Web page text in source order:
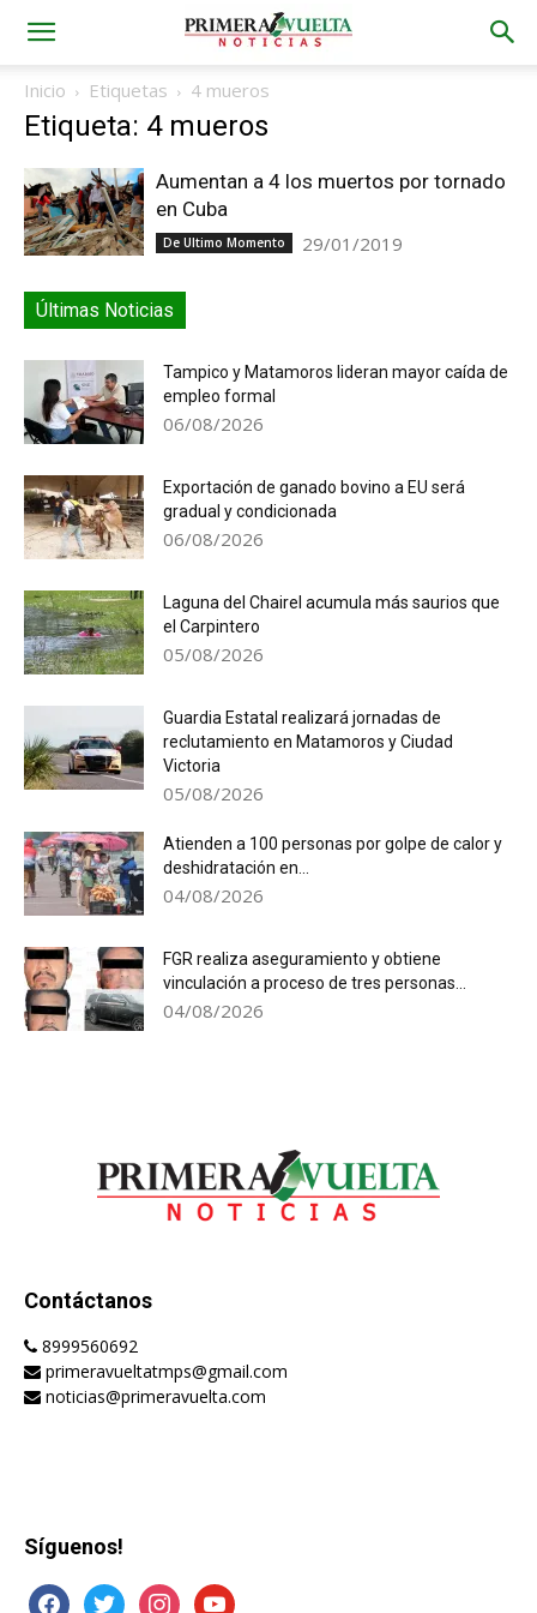
Inicio Etiquetas 4 mueros
Etiqueta: 4 mueros
Aumentan a 4 los muertos por tornado
en Cuba
De Ultimo Momento 29/01/2019
Últimas Noticias
Tampico y Matamoros lideran mayor caída de
empleo formal
06/08/2026
Exportación de ganado bovino a EU será
gradual y condicionada
06/08/2026
Laguna del Chairel acumula más saurios que
el Carpintero
05/08/2026
Guardia Estatal realizará jornadas de
reclutamiento en Matamoros y Ciudad
Victoria
05/08/2026
Atienden a 100 personas por golpe de calor y
deshidratación en...
04/08/2026
FGR realiza aseguramiento y obtiene
vinculación a proceso de tres personas...
04/08/2026
Contáctanos
8999560692
primeravueltatmps@gmail.com
noticias@primeravuelta.com
Síguenos!
facebooktwitter instagramyoutube